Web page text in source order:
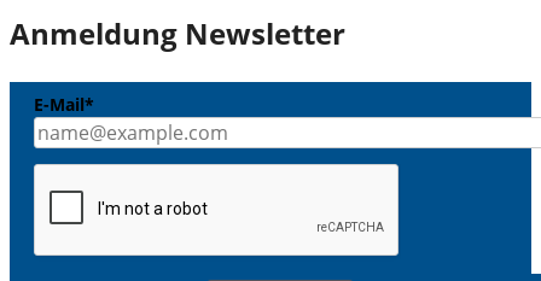
Anmeldung Newsletter
E-Mail*